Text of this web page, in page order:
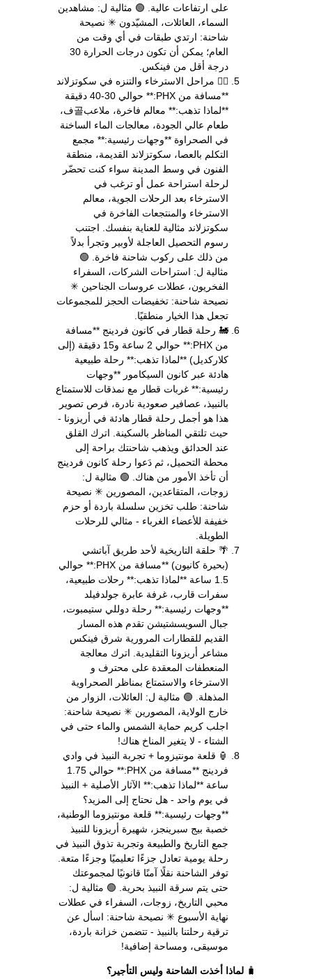
على ارتفاعات عالية. 🟢 مثالية ل: مشاهدين
السماء، العائلات، المشيّدون ✳ نصيحة
شاحنة: ارتدي طبقات في أي وقت من
العام؛ يمكن أن تكون درجات الحرارة 30
درجة أقل من فينكس.
🧗‍♀️ مراحل الاسترخاء والتنزه في سكوتزلاند
**مسافة من PHX:** حوالي 30-40 دقيقة
**لماذا تذهب:** معالم فاخرة، ملاعب골ف،
طعام عالي الجودة، معالجات الماء الساخنة
في الصحراوة **وجهات رئيسية:** مجمع
التكلم بالعصا، سكوتزلاند القديمة، منطقة
الفنون في وسط المدينة سواء كنت تحضّر
لرحلة استراحة عمل أو ترغب في
الاسترخاء بعد الرحلات الجوية، معالم
الاسترخاء والمنتجعات الفاخرة في
سكوتزلاند مثالية للعناية بنفسك. اجتنب
رسوم التحصيل العاجلة لأوبير وتجرأ بدلاً
من ذلك على ركوب شاحنة فاخرة. 🟢
مثالية ل: استراحات الشركات، السفراء
الفخريون، عطلات عروسات الجناحين ✳
نصيحة شاحنة: تخفيضات الحجز للمجموعات
تجعل هذا الخيار منطقيًا.
🚂 رحلة قطار في كانون فردينج **مسافة
من PHX:** حوالي 2 ساعة و15 دقيقة (إلى
كلاركديل) **لماذا تذهب:** رحلة طبيعية
هادئة عبر كانون السيكامور **وجهات
رئيسية:** غربات قطار مع نمذقات للاستمتاع
بالنبيذ، عصافير صعودية نادرة، فرص تصوير
هذا هو أجمل رحلة قطار هادئة في أريزونا -
حيث تلتقي المناظر بالسكينة. اترك القلق
عند الحدائق ويذهب شاحنتك براحة إلى
محطة التحميل، ثم دَعوا رحلة كانون فردينج
أن تأخذ الأمور من هناك. 🟢 مثالية ل:
زوجات، المتقاعدين، المصورين ✳ نصيحة
شاحنة: طلب تخزين سلسلة باردة أو حزم
خفيفة للأعضاء الغرباء - مثالي للرحلات
الطويلة.
🌴 حلقة التاريخية لأحد طريق آباتشي
(بحيرة كانيون) **مسافة من PHX:** حوالي
1.5 ساعة **لماذا تذهب:** رحلات طبيعية،
سفرات قارب، غرفة عابرة جولدفيلد
**وجهات رئيسية:** رحلة دوللي ستيمبوت،
جبال السويسشتيشن تقدم هذه المسار
القديم للقطارات المرورية شرق فينكس
مشاعر أريزونا التقليدية. اترك معالجة
المنعطفات المعقدة على محترف و
الاسترخاء والاستمتاع بمناظر الصحراوية
المذهلة. 🟢 مثالية ل: العائلات، الزوار من
خارج الولاية، المصورين ✳ نصيحة شاحنة:
اجلب كريم حماية الشمس والماء حتى في
الشتاء - لا يتغير المناخ هناك!
🏮 قلعة مونتيزوما + تجربة النبيذ في وادي
فردينج **مسافة من PHX:** حوالي 1.75
ساعة **لماذا تذهب:** الآثار الأصلية + النبيذ
في يوم واحد - هل نحتاج إلى المزيد؟
**وجهات رئيسية:** قلعة مونتيزوما الوطنية،
خصبة بيج سبرينجز، شهيرة أريزونا للنبيذ
جمع التاريخ والطبيعة وتجربة تذوق النبيذ في
رحلة يومية تعادل جزءًا تعليميًا وجزءًا متعة.
توفر الشاحنة نقلًا آمنًا قانونيًا لمجموعتك
حتى يتم سرقة النبيذ بحرية. 🟢 مثالية ل:
محبي التاريخ، زوجات، السفراء في عطلات
نهاية الأسبوع ✳ نصيحة شاحنة: اسأل عن
ترقية رحلتنا بالنبيذ - تتضمن خزانة باردة،
موسيقى، ومساحة إضافية!
🧳 لماذا أخذت الشاحنة وليس التأجير؟